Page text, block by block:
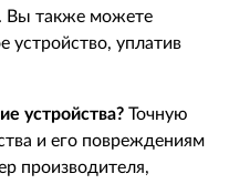
Вы также можете
устройство, уплатив
устройства? Точную
и его повреждениям
производителя,